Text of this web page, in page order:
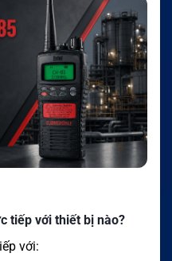
tiếp với thiết bị nào?
với: